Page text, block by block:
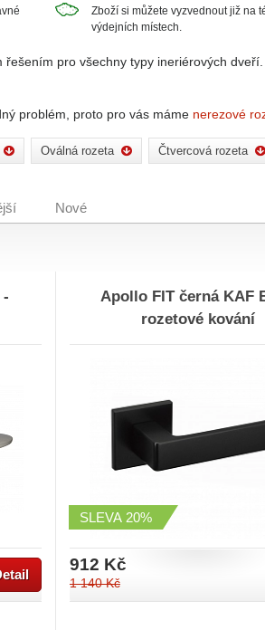
Zboží si můžete vyzvednout již na
výdejních místech.
pro všechny typy ineriérových
problém, proto pro vás máme nerezové
Oválná rozeta Čtvercová rozeta
Nové
Apollo FIT černá KAF
rozetové kování
SLEVA 20%
912 Kč
1 140 Kč